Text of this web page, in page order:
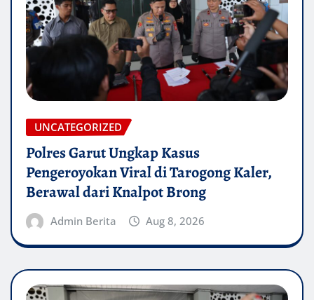
UNCATEGORIZED
Polres Garut Ungkap Kasus
Pengeroyokan Viral di Tarogong Kaler,
Berawal dari Knalpot Brong
Admin Berita Aug 8, 2026